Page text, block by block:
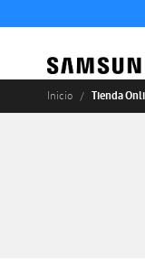
Inicio Tienda